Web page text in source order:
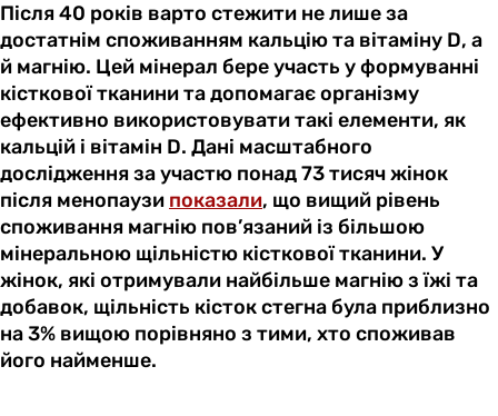
Після 40 років варто стежити не лише за
достатнім споживанням кальцію та вітаміну D, а
й магнію. Цей мінерал бере участь у формуванні
кісткової тканини та допомагає організму
ефективно використовувати такі елементи, як
кальцій і вітамін D. Дані масштабного
дослідження за участю понад 73 тисяч жінок
після менопаузи показали, що вищий рівень
споживання магнію пов’язаний із більшою
мінеральною щільністю кісткової тканини. У
жінок, які отримували найбільше магнію з їжі та
добавок, щільність кісток стегна була приблизно
на 3% вищою порівняно з тими, хто споживав
його найменше.